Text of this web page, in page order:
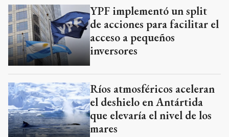
YPF implementó un split
de acciones para facilitar el
acceso a pequeños
inversores
Ríos atmosféricos aceleran
el deshielo en Antártida
que elevaría el nivel de los
mares